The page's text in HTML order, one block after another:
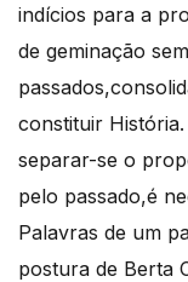
indícios para a
de geminação
constituir
separar-se o
pelo passado,é
Palavras de um
postura de Berta